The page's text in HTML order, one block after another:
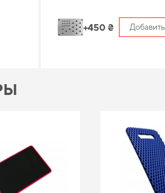
+450 ₴ Добавить